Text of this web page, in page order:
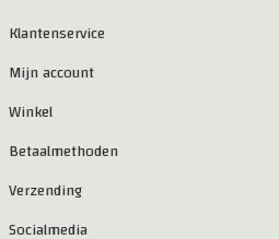
Klantenservice
Mijn account
Winkel
Betaalmethoden
Verzending
Socialmedia